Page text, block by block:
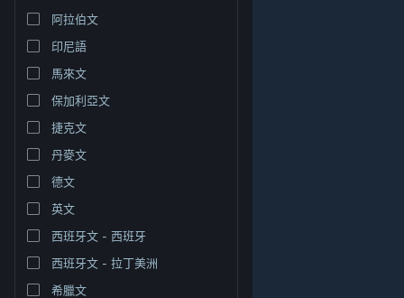
檢視電腦版網頁
阿拉伯文
印尼語
馬來文
保加利亞文
捷克文
丹麥文
德文
英文
西班牙文 - 西班牙
西班牙文 - 拉丁美洲
希臘文